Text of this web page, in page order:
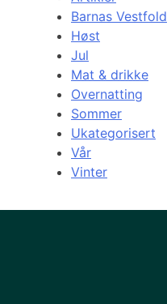
Barnas Vestfold
Høst
Jul
Mat & drikke
Overnatting
Sommer
Ukategorisert
Vår
Vinter